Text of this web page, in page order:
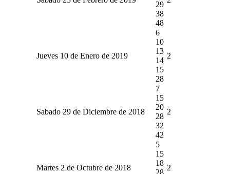
29
38
48
Jueves 10 de Enero de 2019
6
10
13
14
15
28
2
Sabado 29 de Diciembre de 2018
7
15
20
28
32
42
2
Martes 2 de Octubre de 2018
5
15
18
28
2